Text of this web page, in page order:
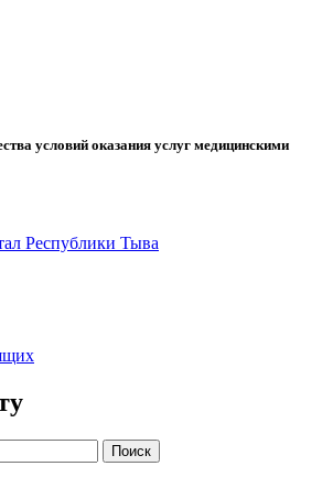
условий оказания услуг медицинскими